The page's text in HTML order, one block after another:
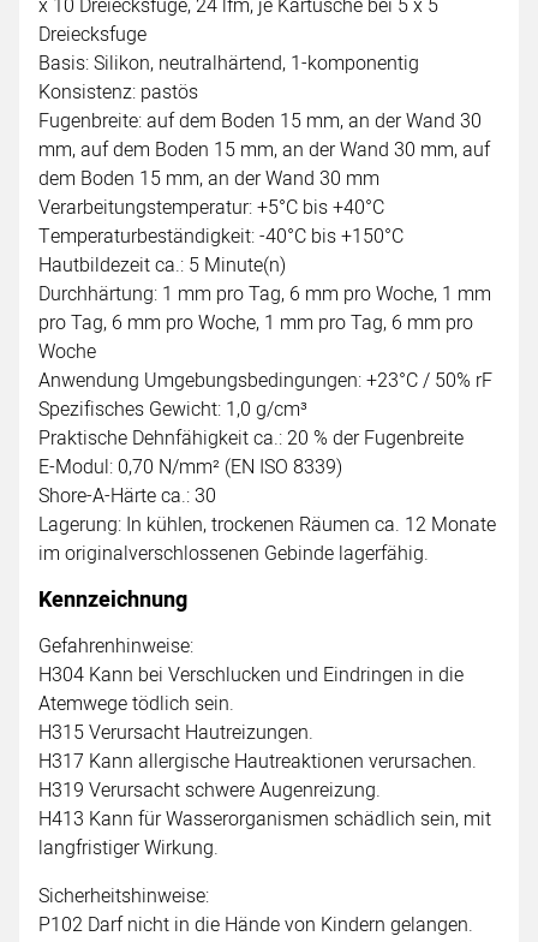
x 10 Dreiecksfuge, 24 lfm, je Kartusche bei 5 x 5
Dreiecksfuge
Basis: Silikon, neutralhärtend, 1-komponentig
Konsistenz: pastös
Fugenbreite: auf dem Boden 15 mm, an der Wand 30
mm, auf dem Boden 15 mm, an der Wand 30 mm, auf
dem Boden 15 mm, an der Wand 30 mm
Verarbeitungstemperatur: +5°C bis +40°C
Temperaturbeständigkeit: -40°C bis +150°C
Hautbildezeit ca.: 5 Minute(n)
Durchhärtung: 1 mm pro Tag, 6 mm pro Woche, 1 mm
pro Tag, 6 mm pro Woche, 1 mm pro Tag, 6 mm pro
Woche
Anwendung Umgebungsbedingungen: +23°C / 50% rF
Spezifisches Gewicht: 1,0 g/cm³
Praktische Dehnfähigkeit ca.: 20 % der Fugenbreite
E-Modul: 0,70 N/mm² (EN ISO 8339)
Shore-A-Härte ca.: 30
Lagerung: In kühlen, trockenen Räumen ca. 12 Monate
im originalverschlossenen Gebinde lagerfähig.
Kennzeichnung
Gefahrenhinweise:
H304 Kann bei Verschlucken und Eindringen in die
Atemwege tödlich sein.
H315 Verursacht Hautreizungen.
H317 Kann allergische Hautreaktionen verursachen.
H319 Verursacht schwere Augenreizung.
H413 Kann für Wasserorganismen schädlich sein, mit
langfristiger Wirkung.
Sicherheitshinweise:
P102 Darf nicht in die Hände von Kindern gelangen.